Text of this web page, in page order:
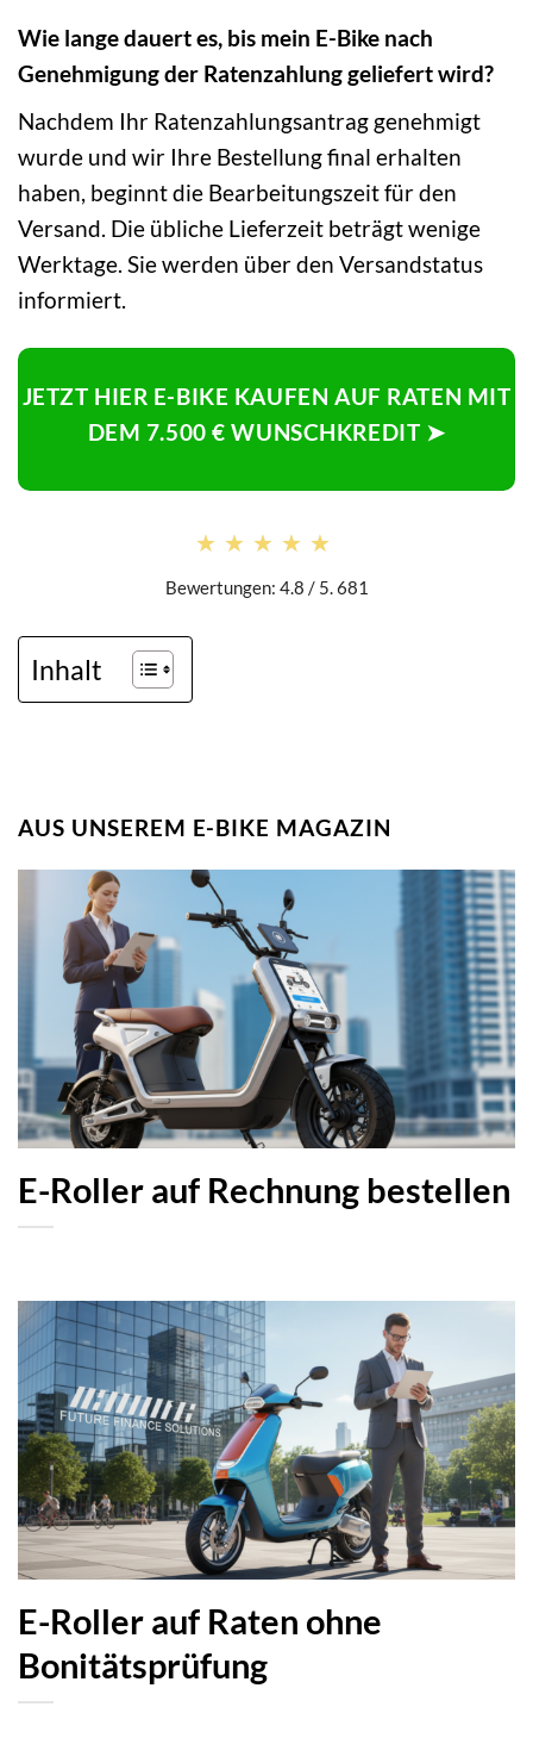
Wie lange dauert es, bis mein E-Bike nach
Genehmigung der Ratenzahlung geliefert wird?
Nachdem Ihr Ratenzahlungsantrag genehmigt
wurde und wir Ihre Bestellung final erhalten
haben, beginnt die Bearbeitungszeit für den
Versand. Die übliche Lieferzeit beträgt wenige
Werktage. Sie werden über den Versandstatus
informiert.
JETZT HIER E-BIKE KAUFEN AUF RATEN MIT
DEM 7.500 € WUNSCHKREDIT ➤
★★★★★
★★★★★
Bewertungen: 4.8 / 5. 681
Inhalt
AUS UNSEREM E-BIKE MAGAZIN
E-Roller auf Rechnung bestellen
E-Roller auf Raten ohne
Bonitätsprüfung